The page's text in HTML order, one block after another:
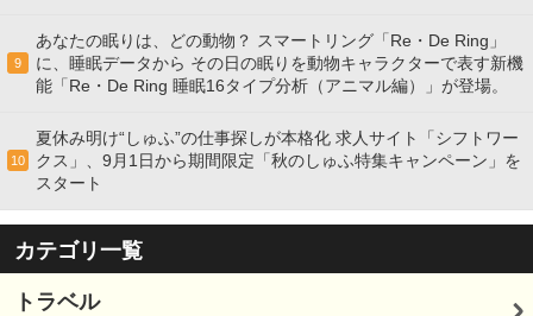
9
あなたの眠りは、どの動物？ スマートリング「Re・De Ring」
に、睡眠データから その日の眠りを動物キャラクターで表す新機
能「Re・De Ring 睡眠16タイプ分析（アニマル編）」が登場。
10
夏休み明け“しゅふ”の仕事探しが本格化 求人サイト「シフトワー
クス」、9月1日から期間限定「秋のしゅふ特集キャンペーン」を
スタート
カテゴリ一覧
トラベル